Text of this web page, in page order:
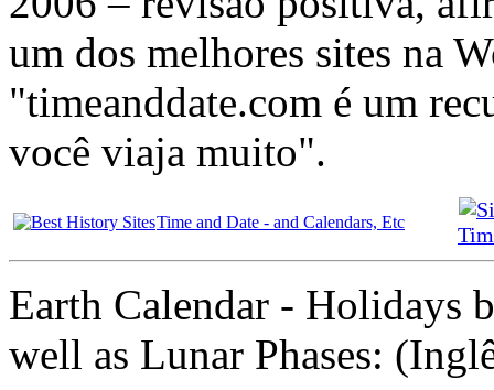
um dos melhores sites na
"timeanddate.com é um
você viaja muito".
Time and Date - and Calendars, Etc
Earth Calendar - Holidays
well as Lunar Phases: